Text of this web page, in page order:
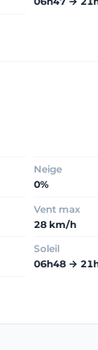
Neige
0%
Vent max
28 km/h
Soleil
06h48 →